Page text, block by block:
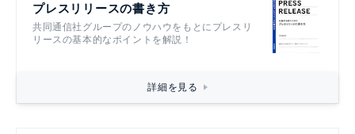
プレスリリースの書き方
共同通信社グループのノウハウをもとにプレスリ
リースの基本的なポイントを解説！
詳細を見る